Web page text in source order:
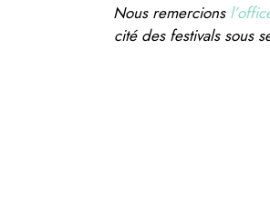
Nous remercions
cité des festivals sous